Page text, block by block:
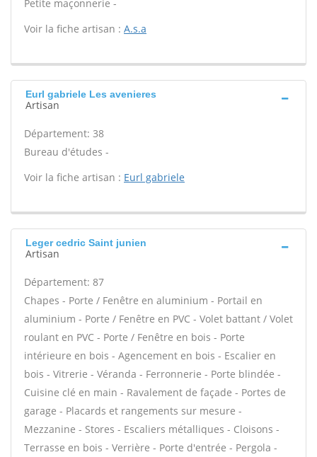
Petite maçonnerie -
Voir la fiche artisan : A.s.a
Eurl gabriele Les avenieres
Artisan
Département: 38
Bureau d'études -
Voir la fiche artisan : Eurl gabriele
Leger cedric Saint junien
Artisan
Département: 87
Chapes - Porte / Fenêtre en aluminium - Portail en
aluminium - Porte / Fenêtre en PVC - Volet battant / Volet
roulant en PVC - Porte / Fenêtre en bois - Porte
intérieure en bois - Agencement en bois - Escalier en
bois - Vitrerie - Véranda - Ferronnerie - Porte blindée -
Cuisine clé en main - Ravalement de façade - Portes de
garage - Placards et rangements sur mesure -
Mezzanine - Stores - Escaliers métalliques - Cloisons -
Terrasse en bois - Verrière - Porte d'entrée - Pergola -